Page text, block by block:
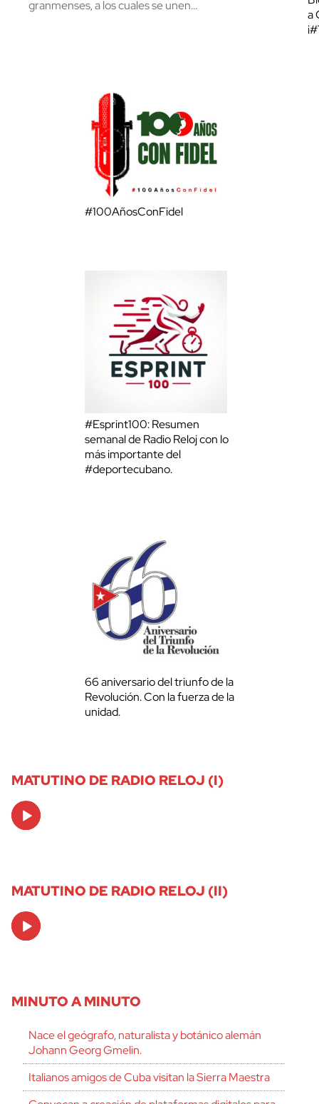
granmenses, a los cuales se unen…
a
#100AñosConFidel
#Esprint100: Resumen
semanal de Radio Reloj con lo
más importante del
#deportecubano.
66 aniversario del triunfo de la
Revolución. Con la fuerza de la
unidad.
MATUTINO DE RADIO RELOJ (I)
Audio
Player
MATUTINO DE RADIO RELOJ (II)
Audio
Player
MINUTO A MINUTO
Nace el geógrafo, naturalista y botánico alemán
Johann Georg Gmelin.
Italianos amigos de Cuba visitan la Sierra Maestra